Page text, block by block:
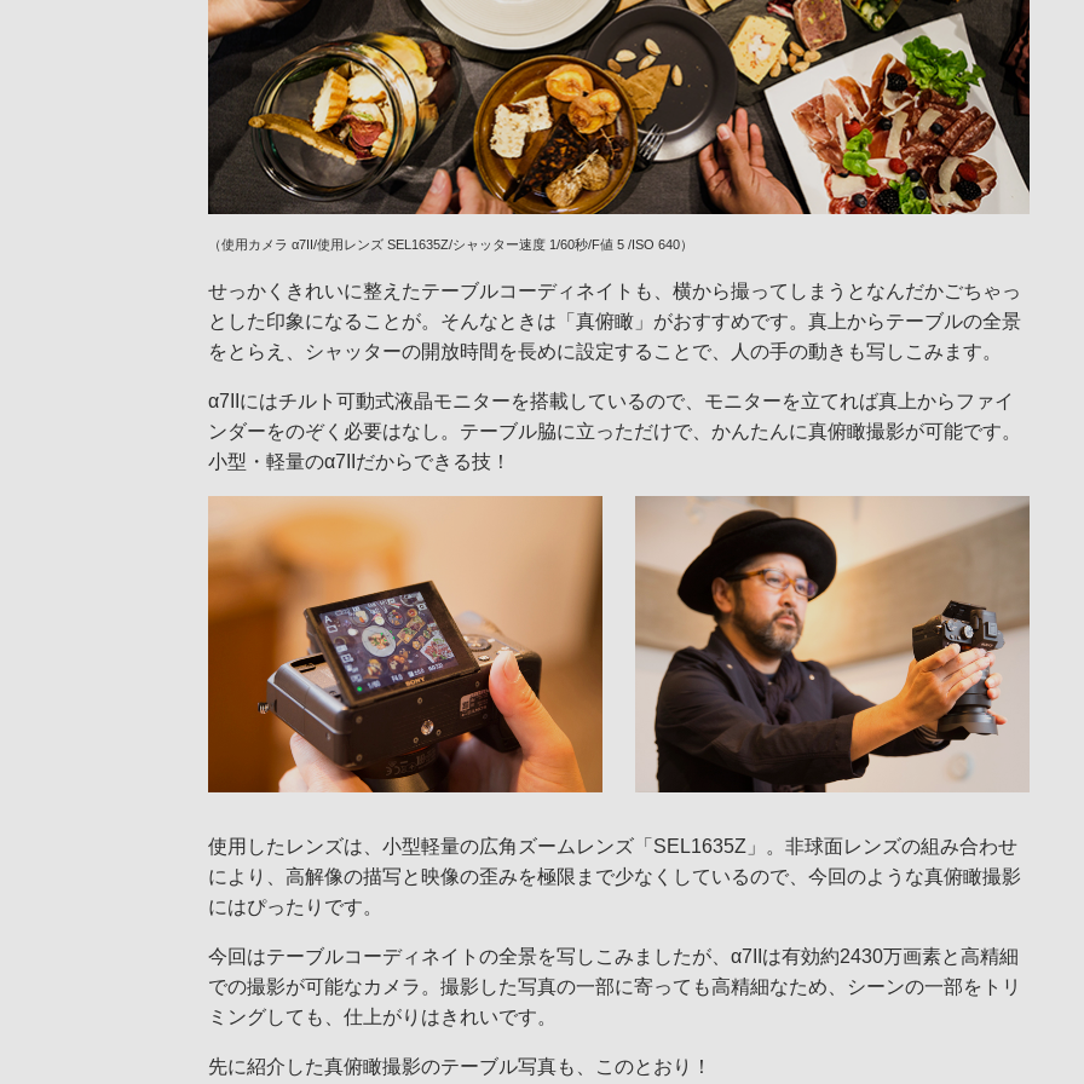
（使用カメラ α7II/使用レンズ SEL1635Z/シャッター速度 1/60秒/F値 5 /ISO 640）
せっかくきれいに整えたテーブルコーディネイトも、横から撮ってしまうとなんだかごちゃっ
とした印象になることが。そんなときは「真俯瞰」がおすすめです。真上からテーブルの全景
をとらえ、シャッターの開放時間を長めに設定することで、人の手の動きも写しこみます。
α7IIにはチルト可動式液晶モニターを搭載しているので、モニターを立てれば真上からファイ
ンダーをのぞく必要はなし。テーブル脇に立っただけで、かんたんに真俯瞰撮影が可能です。
小型・軽量のα7IIだからできる技！
使用したレンズは、小型軽量の広角ズームレンズ「SEL1635Z」。非球面レンズの組み合わせ
により、高解像の描写と映像の歪みを極限まで少なくしているので、今回のような真俯瞰撮影
にはぴったりです。
今回はテーブルコーディネイトの全景を写しこみましたが、α7IIは有効約2430万画素と高精細
での撮影が可能なカメラ。撮影した写真の一部に寄っても高精細なため、シーンの一部をトリ
ミングしても、仕上がりはきれいです。
先に紹介した真俯瞰撮影のテーブル写真も、このとおり！